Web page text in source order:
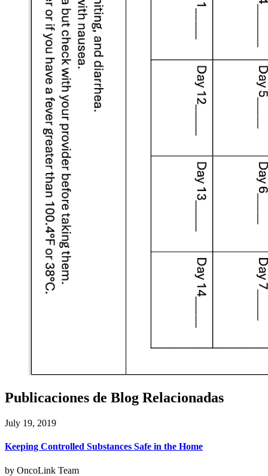
Publicaciones de Blog Relacionadas
July 19, 2019
Keeping Controlled Substances Safe in the Home
by OncoLink Team